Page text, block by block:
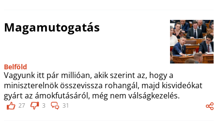
Magamutogatás
Belföld
Vagyunk itt pár millióan, akik szerint az, hogy a
miniszterelnök összevissza rohangál, majd kisvideókat
gyárt az ámokfutásáról, még nem válságkezelés.
27 3 31